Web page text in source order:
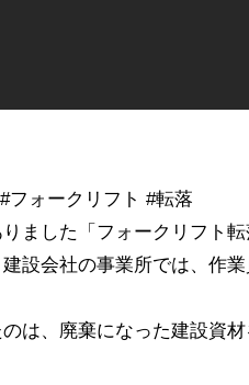
フォークリフト #転落
ました「フォークリフト転
設会社の事業所では、作
は、廃棄になった建設資